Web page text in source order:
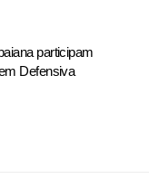
participam
Defensiva